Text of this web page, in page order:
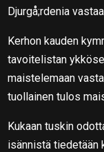
Djurgå;rdenia
Kerhon kauden
tavoitelistan
maistelemaan
tuollainen tulos
Kukaan tuskin
isännistä tiedetään